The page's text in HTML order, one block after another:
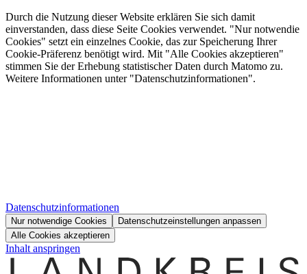
Durch die Nutzung dieser Website erklären Sie sich damit
einverstanden, dass diese Seite Cookies verwendet. "Nur notwendie
Cookies" setzt ein einzelnes Cookie, das zur Speicherung Ihrer
Cookie-Präferenz benötigt wird. Mit "Alle Cookies akzeptieren"
stimmen Sie der Erhebung statistischer Daten durch Matomo zu.
Weitere Informationen unter "Datenschutzinformationen".
Datenschutzinformationen
Nur notwendige Cookies
Datenschutzeinstellungen anpassen
Alle Cookies akzeptieren
Inhalt anspringen